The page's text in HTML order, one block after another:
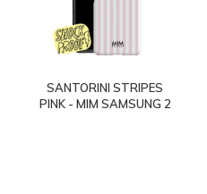
SANTORINI STRIPES
PINK - MIM SAMSUNG 2